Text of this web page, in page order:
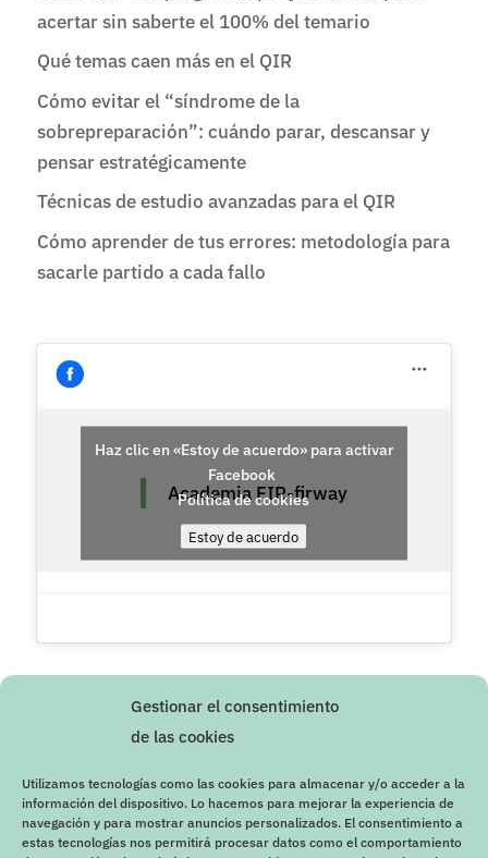
Gestionar el consentimiento
de las cookies
Utilizamos tecnologías como las cookies para almacenar y/o acceder a la
información del dispositivo. Lo hacemos para mejorar la experiencia de
navegación y para mostrar anuncios personalizados. El consentimiento a
estas tecnologías nos permitirá procesar datos como el comportamiento
acertar sin saberte el 100% del temario
Qué temas caen más en el QIR
Cómo evitar el “síndrome de la
sobrepreparación”: cuándo parar, descansar y
pensar estratégicamente
Técnicas de estudio avanzadas para el QIR
Cómo aprender de tus errores: metodología para
sacarle partido a cada fallo
Academia FIR-firway
Haz clic en «Estoy de acuerdo» para activar
Facebook
Política de cookies
Estoy de acuerdo